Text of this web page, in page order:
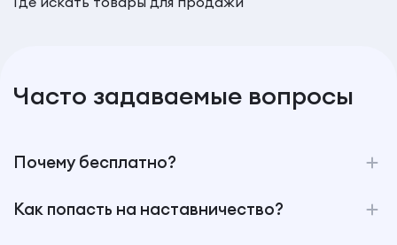
Часто задаваемые вопросы
Почему бесплатно?
Как попасть на наставничество?